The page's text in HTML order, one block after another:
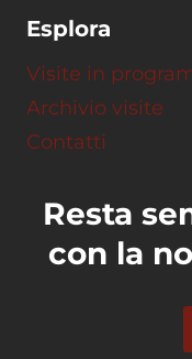
Esplora
Visite in
Archivio visite
Contatti
Resta
con la